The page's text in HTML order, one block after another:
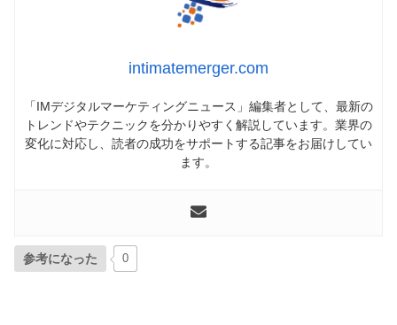
intimatemerger.com
「IMデジタルマーケティングニュース」編集者として、最新の
トレンドやテクニックを分かりやすく解説しています。業界の
変化に対応し、読者の成功をサポートする記事をお届けしてい
ます。
参考になった 0